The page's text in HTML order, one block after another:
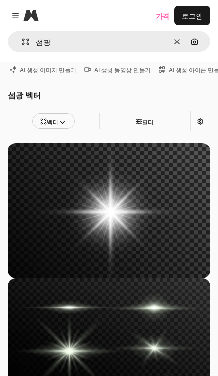
Close menu
Magnific
지우기이미지
가격 로그인
AI 생성 이미지 만들기 AI 생성 동영상 만들기 AI 생성 아이콘 만
섬광 벡터
벡터 필터